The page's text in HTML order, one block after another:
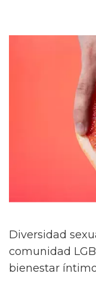
Diversidad
comunidad
bienestar